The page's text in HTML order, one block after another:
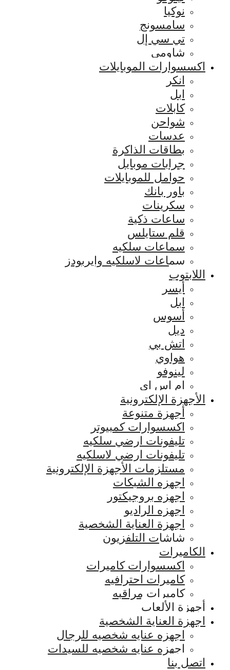
نوكيا
سامسونج
تي سي إل
شاومي
اكسسوارات الموبايلات
انكر
ابل
كابلات
شواحن
عدسات
بطاقات الذاكرة
جرابات موبايل
حوامل للموبايلات
باور بانك
سكرينات
ساعات ذكية
قلم ستايلس
سماعات سلكيه
سماعات لاسلكيه وايربودز
اللابتوب
أيسر
ابل
أسوس
ديل
اتش بي
هواوي
لينوفو
ام اس اي
الأجهزة الإلكترونية
أجهزة متنوعة
اكسسوارات كمبيوتر
تليفونات ارضي سلكيه
تليفونات ارضي لاسلكيه
مستلزمات الأجهزة الإلكترونية
اجهزه الشبكات
اجهزه بروجيكتور
اجهزه الراديو
اجهزة العناية الشخصية
شاشات التلفزيون
الكاميرات
اكسسوارات كاميرات
كاميرات احترافيه
كاميرات مراقبه
أجهزة الألعاب
اجهزة العناية الشخصية
اجهزه عنايه شخصيه للرجال
اجهزه عنايه شخصيه للسيدات
اتصل بنا